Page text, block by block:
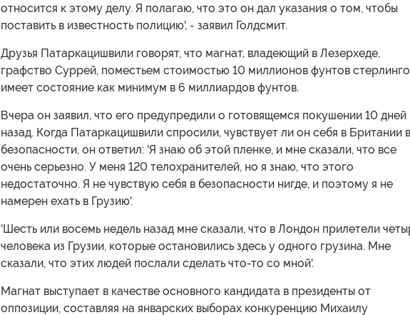
относится к этому делу. Я полагаю, что это он дал указания о том, чтобы
поставить в известность полицию', - заявил Голдсмит.
Друзья Патаркацишвили говорят, что магнат, владеющий в Лезерхеде,
графство Суррей, поместьем стоимостью 10 миллионов фунтов
имеет состояние как минимум в 6 миллиардов фунтов.
Вчера он заявил, что его предупредили о готовящемся покушении 10 дней
назад. Когда Патаркацишвили спросили, чувствует ли он себя в Британии в
безопасности, он ответил: 'Я знаю об этой пленке, и мне сказали, что все
очень серьезно. У меня 120 телохранителей, но я знаю, что этого
недостаточно. Я не чувствую себя в безопасности нигде, и поэтому я не
намерен ехать в Грузию'.
'Шесть или восемь недель назад мне сказали, что в Лондон прилетели
человека из Грузии, которые остановились здесь у одного грузина. Мне
сказали, что этих людей послали сделать что-то со мной'.
Магнат выступает в качестве основного кандидата в президенты от
оппозиции, составляя на январских выборах конкуренцию Михаилу